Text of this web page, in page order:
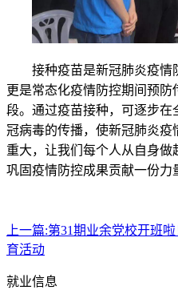
接种疫苗是新冠肺炎疫情
更是常态化疫情防控期间预
段。通过疫苗接种，可逐步
冠病毒的传播，使新冠肺炎
重大，让我们每个人从自身
巩固疫情防控成果贡献一份力
上一篇:第31期业余党校开班啦
育活动
就业信息